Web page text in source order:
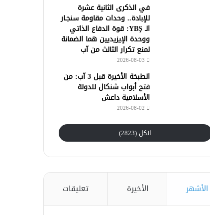
في الذكرى الثانية عشرة
للإبادة.. وحدات مقاومة سنجـار
الـ YBŞ: قوة الدفاع الذاتي
ووحدة الإيزيديين هما الضمانة
لمنع تكرار الثالث من آب
2026-08-03
الطبخة الأخيرة قبل 3 آب: من
فتح أبواب شنكال للدولة
الأسلامية داعش
2026-08-02
الكل (2823)
الأشهر الأخيرة تعليقات